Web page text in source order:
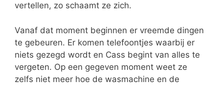
vertellen, zo schaamt ze zich.
Vanaf dat moment beginnen er vreemde dingen
te gebeuren. Er komen telefoontjes waarbij er
niets gezegd wordt en Cass begint van alles te
vergeten. Op een gegeven moment weet ze
zelfs niet meer hoe de wasmachine en de